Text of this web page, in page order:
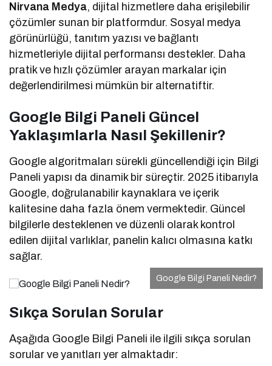
Nirvana Medya, dijital hizmetlere daha erişilebilir
çözümler sunan bir platformdur. Sosyal medya
görünürlüğü, tanıtım yazısı ve bağlantı
hizmetleriyle dijital performansı destekler. Daha
pratik ve hızlı çözümler arayan markalar için
değerlendirilmesi mümkün bir alternatiftir.
Google Bilgi Paneli Güncel
Yaklaşımlarla Nasıl Şekillenir?
Google algoritmaları sürekli güncellendiği için Bilgi
Paneli yapısı da dinamik bir süreçtir. 2025 itibarıyla
Google, doğrulanabilir kaynaklara ve içerik
kalitesine daha fazla önem vermektedir. Güncel
bilgilerle desteklenen ve düzenli olarak kontrol
edilen dijital varlıklar, panelin kalıcı olmasına katkı
sağlar.
Google Bilgi Paneli Nedir?
Sıkça Sorulan Sorular
Aşağıda Google Bilgi Paneli ile ilgili sıkça sorulan
sorular ve yanıtları yer almaktadır: